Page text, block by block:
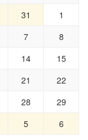
31
1
7
8
14
15
21
22
28
29
5 6